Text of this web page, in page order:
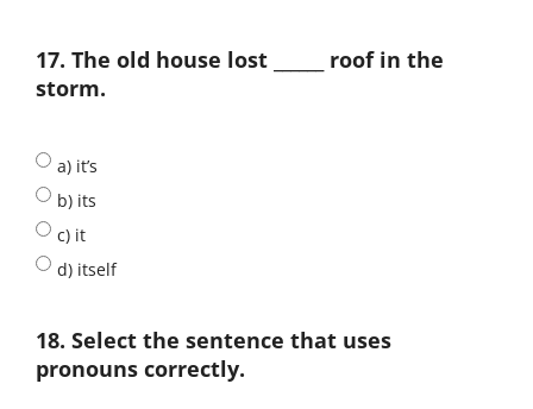
17. The old house lost ______ roof in the
storm.
a) it’s
b) its
c) it
d) itself
18. Select the sentence that uses
pronouns correctly.